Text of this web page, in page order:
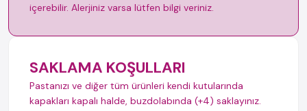
içerebilir. Alerjiniz varsa lütfen bilgi veriniz.
SAKLAMA KOŞULLARI
Pastanızı ve diğer tüm ürünleri kendi kutularında
kapakları kapalı halde, buzdolabında (+4) saklayınız.